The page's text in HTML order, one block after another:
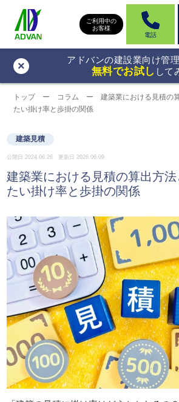
ご利用中の
お客様
電話
× アドバンの建設業向け管
無料でお試し して
トップー コラム ー建築業における見積の
たい掛け率と歩掛の関係
建築見積
公開日 2024.06.26 更新日 2026.06.09
建築業における見積の算出方
たい掛け率と歩掛の関係